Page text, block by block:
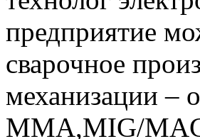
предприятие
сварочное
механизации –
MMA,MIG/